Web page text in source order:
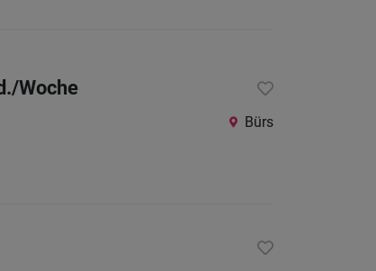
Woche
Bürs